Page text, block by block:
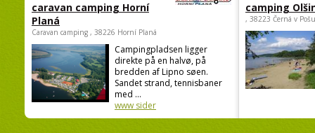
caravan camping Horní
Planá
Caravan camping , 38226 Horní Planá
Campingpladsen ligger
direkte på en halvø, på
bredden af Lipno søen.
Sandet strand, tennisbaner
med ...
www sider
camping
, 38223 Černá v